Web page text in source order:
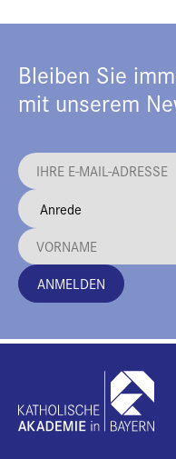
Bleiben Sie
mit unserem
ANMELDEN